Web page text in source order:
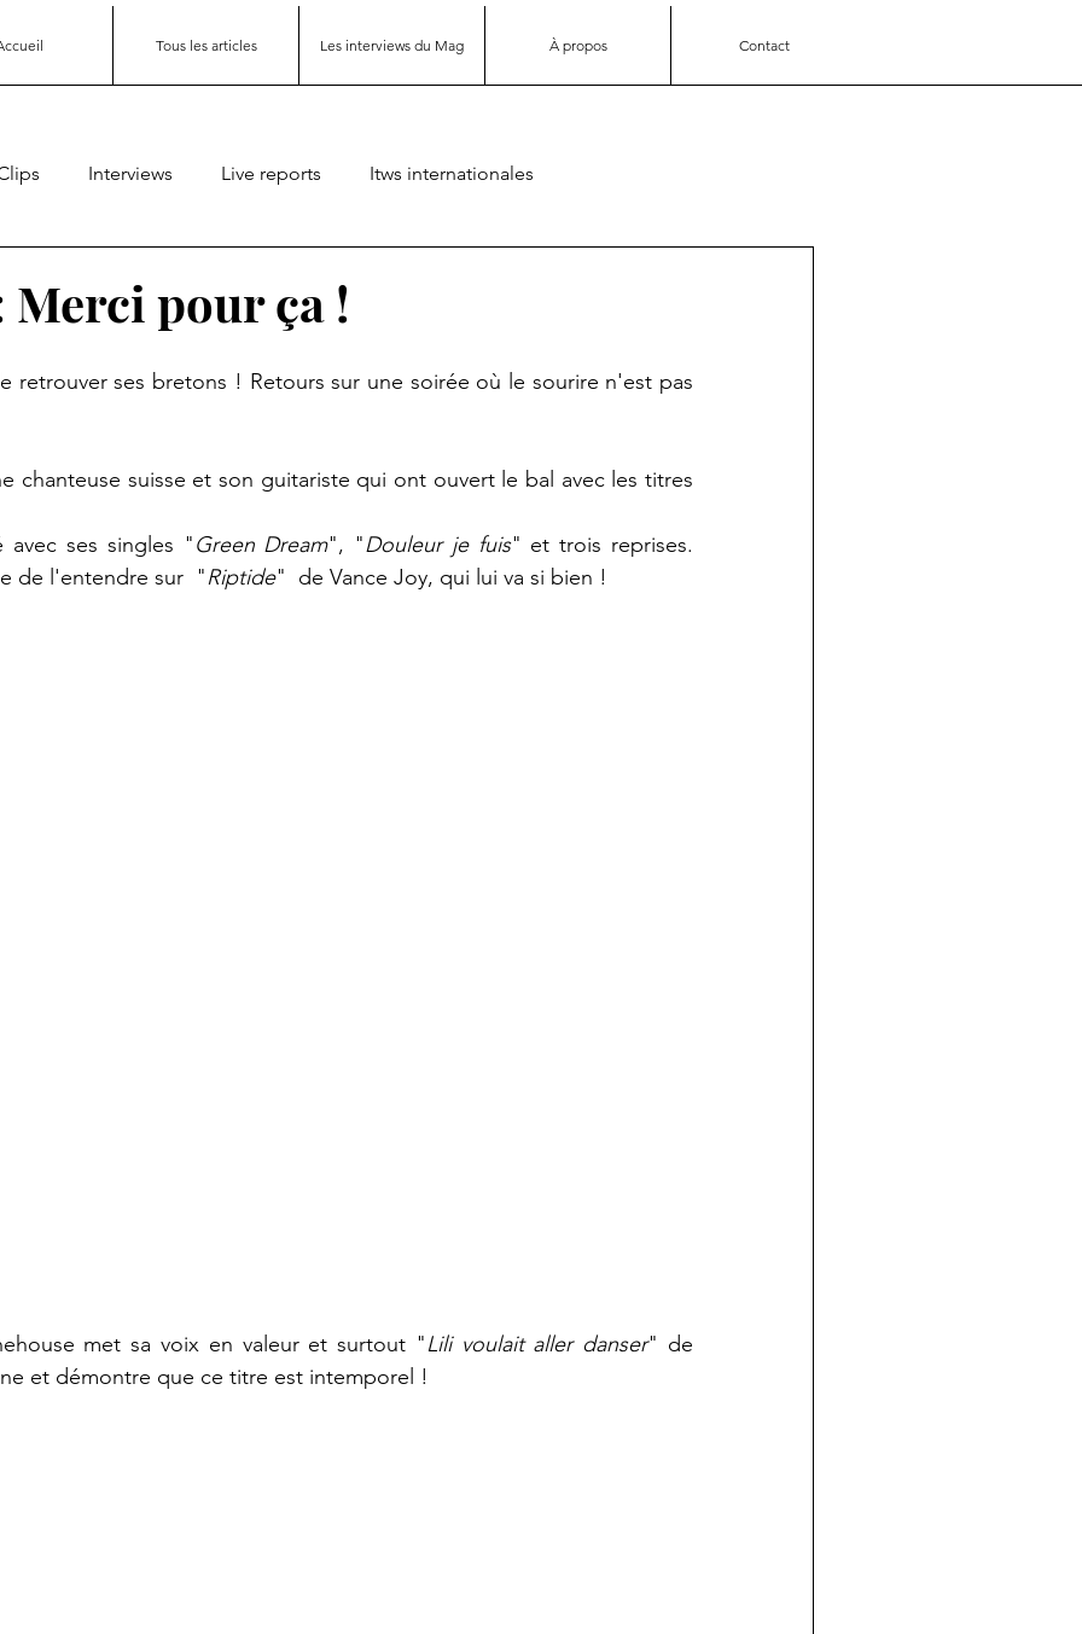
Tous les articles Les interviews du Mag À propos Contact
Interviews Live reports Itws internationales
Merci pour ça !
retrouver ses bretons ! Retours sur une soirée où le sourire n'est pas
chanteuse suisse et son guitariste qui ont ouvert le bal avec les titres
avec ses singles "Green Dream", "Douleur je fuis" et trois reprises.
de l'entendre sur  "Riptide"  de Vance Joy, qui lui va si bien !
met sa voix en valeur et surtout "Lili voulait aller danser" de
et démontre que ce titre est intemporel !